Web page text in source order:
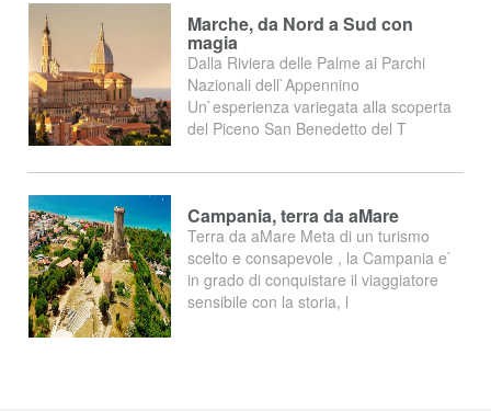
Marche, da Nord a Sud con
magia
Dalla Riviera delle Palme ai Parchi
Nazionali dell`Appennino
Un`esperienza variegata alla scoperta
del Piceno San Benedetto del T
Campania, terra da aMare
Terra da aMare Meta di un turismo
scelto e consapevole , la Campania e`
in grado di conquistare il viaggiatore
sensibile con la storia, l